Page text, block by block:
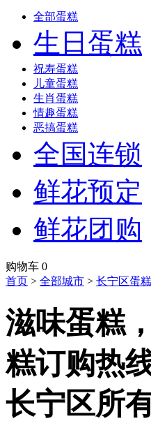
全部蛋糕
生日蛋糕
祝寿蛋糕
儿童蛋糕
生肖蛋糕
情趣蛋糕
恶搞蛋糕
全国连锁
鲜花预定
鲜花团购
购物车 0
首页 > 全部城市 > 长宁区蛋
滋味蛋糕
糕订购热
长宁区所